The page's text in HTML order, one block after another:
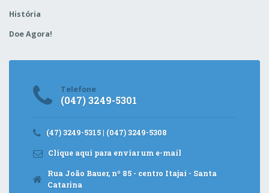
História
Doe Agora!
Telefone
(047) 3249-5301
(47) 3249-5315 | (047) 3249-5308
Clique aqui para enviar um e-mail
Rua João Bauer, nº 85 - centro Itajaí - Santa
Catarina